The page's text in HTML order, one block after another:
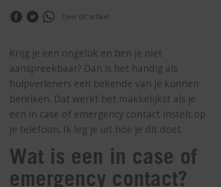
Deel dit artikel
Krijg je een ongeluk en ben je niet
aanspreekbaar? Dan is het handig als
hulpverleners een bekende van je kunnen
bereiken. Dat werkt het makkelijkst als je
een in case of emergency contact instelt op
je telefoon. Ik leg je uit hoe je dit doet.
Wat is een in case of
emergency contact?